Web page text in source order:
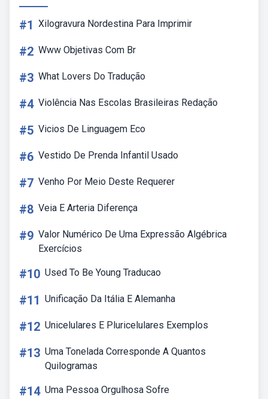
#1 Xilogravura Nordestina Para Imprimir
#2 Www Objetivas Com Br
#3 What Lovers Do Tradução
#4 Violência Nas Escolas Brasileiras Redação
#5 Vicios De Linguagem Eco
#6 Vestido De Prenda Infantil Usado
#7 Venho Por Meio Deste Requerer
#8 Veia E Arteria Diferença
#9 Valor Numérico De Uma Expressão Algébrica
Exercícios
#10 Used To Be Young Traducao
#11 Unificação Da Itália E Alemanha
#12 Unicelulares E Pluricelulares Exemplos
#13 Uma Tonelada Corresponde A Quantos
Quilogramas
#14 Uma Pessoa Orgulhosa Sofre